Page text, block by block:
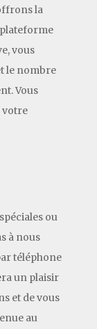
la
vous
le nombre
Vous
votre
ou
à nous
téléphone
un plaisir
et de vous
au